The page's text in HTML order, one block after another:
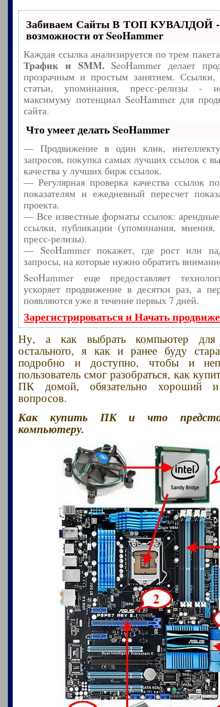
Забиваем Сайты В ТОП КУВАЛДОЙ -
возможности от SeoHammer
Каждая ссылка анализируется по трем
Трафик и SMM.SeoHammer делает
прозрачным и простым занятием. Ссылки,
статьи, упоминания, пресс-релизы -
максимуму потенциал SeoHammer для
сайта.
Что умеет делать SeoHammer
— Продвижение в один клик,
запросов, покупка самых лучших ссылок с
качества у лучших бирж ссылок.
— Регулярная проверка качества ссылок
показателям и ежедневный пересчет
проекта.
— Все известные форматы ссылок:
ссылки, публикации (упоминания, мнения,
пресс-релизы).
— SeoHammer покажет, где рост или
запросы, на которые нужно обратить
SeoHammer еще предоставляет
ускоряет продвижение в десятки раз, а
появляются уже в течение первых 7 дней.
Зарегистрироваться и Начать
Ну, а как выбрать компьютер
остального, я как и ранее буду
подробно и доступно, чтобы и
пользователь смог разобраться, как
ПК домой, обязательно хороший
вопросов.
Как купить ПК и что
компьютеру.